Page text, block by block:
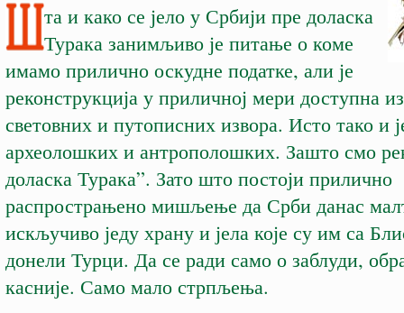
та и како се јело у Србији пре доласка
Турака занимљиво је питање о коме
имамо прилично оскудне податке, али је
реконструкција у приличној мери доступна
световних и путописних извора. Исто тако и
археолошких и антрополошких. Зашто смо
доласка Турака”. Зато што постоји прилично
распрострањено мишљење да Срби данас
искључиво једу храну и јела које су им са
донели Турци. Да се ради само о заблуди,
касније. Само мало стрпљења.